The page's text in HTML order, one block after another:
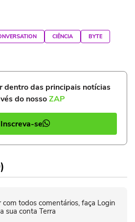
CIÊNCIA
BYTE
dentro das principais notícias
do nossoZAP
Inscreva-se
todos comentários, faça Login
sua conta Terra